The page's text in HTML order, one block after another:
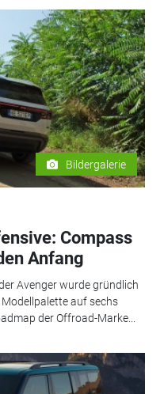
Bildergalerie
Compass
Anfang
Avenger wurde gründlich
auf sechs
der Offroad-Marke...